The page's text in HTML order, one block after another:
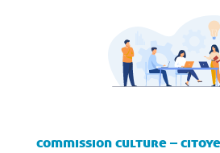
commission culture –